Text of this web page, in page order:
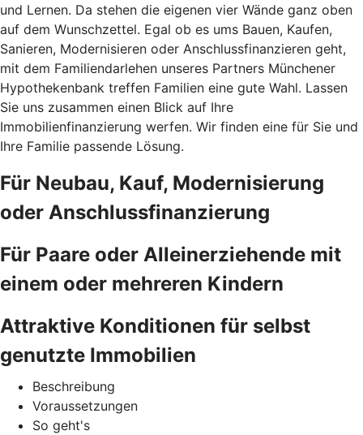
und Lernen. Da stehen die eigenen vier Wände ganz oben
auf dem Wunschzettel. Egal ob es ums Bauen, Kaufen,
Sanieren, Modernisieren oder Anschlussfinanzieren geht,
mit dem Familiendarlehen unseres Partners Münchener
Hypothekenbank treffen Familien eine gute Wahl. Lassen
Sie uns zusammen einen Blick auf Ihre
Immobilienfinanzierung werfen. Wir finden eine für Sie und
Ihre Familie passende Lösung.
Für Neubau, Kauf, Modernisierung
oder Anschlussfinanzierung
Für Paare oder Alleinerziehende mit
einem oder mehreren Kindern
Attraktive Konditionen für selbst
genutzte Immobilien
Beschreibung
Voraussetzungen
So geht's